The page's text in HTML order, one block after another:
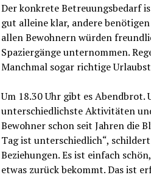
Der konkrete Betreuungsbedarf
gut alleine klar, andere
allen Bewohnern würden
Spaziergänge unternommen.
Manchmal sogar richtige
Um 18.30 Uhr gibt es Abendbrot.
unterschiedlichste Aktivitäten
Bewohner schon seit Jahren die
Tag ist unterschiedlich“,
Beziehungen. Es ist einfach
etwas zurück bekommt. Das ist